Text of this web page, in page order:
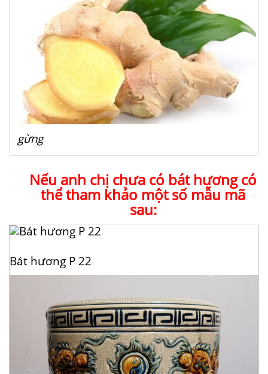
gừng
Nếu anh chị chưa có bát hương có
thể tham khảo một số mẫu mã
sau:
Bát hương P 22